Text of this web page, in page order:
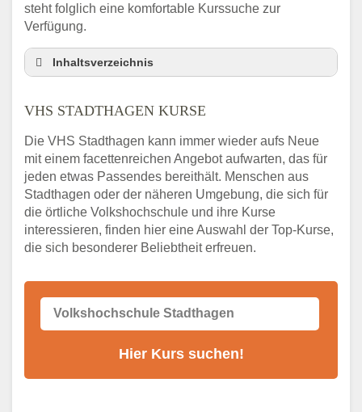
steht folglich eine komfortable Kurssuche zur
Verfügung.
Inhaltsverzeichnis
VHS Stadthagen Kurse
Telefonnummer
Stellenangebote der Volkshochschule
Stadthagen
Online-Kurse – Alternative Angebote zum
VHS-Kurs
Alternativen zum VHS Programm 2026 in
VHS STADTHAGEN KURSE
Die VHS Stadthagen kann immer wieder aufs Neue
mit einem facettenreichen Angebot aufwarten, das für
jeden etwas Passendes bereithält. Menschen aus
Stadthagen oder der näheren Umgebung, die sich für
die örtliche Volkshochschule und ihre Kurse
interessieren, finden hier eine Auswahl der Top-Kurse,
die sich besonderer Beliebtheit erfreuen.